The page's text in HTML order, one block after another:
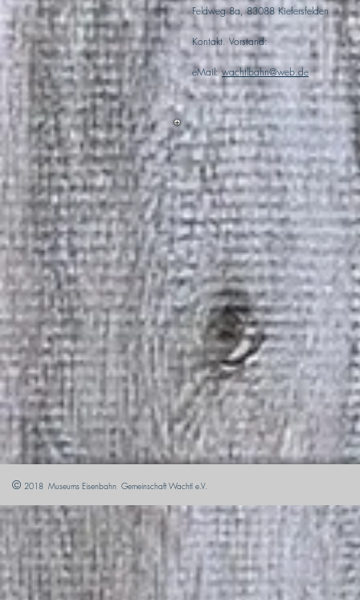
Feldweg 8a, 83088 Kiefersfelden
Kontakt. Vorstand:
eMail:wachtlbahn@web.de
© 2018 Museums Eisenbahn Gemeinschaft Wachtl e.V.